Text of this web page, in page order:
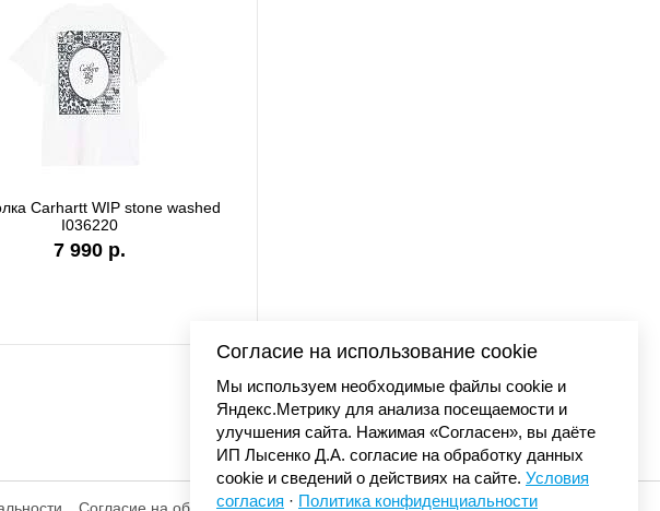
Carhartt WIP stone washed
I036220
7 990 р.
© «Элемент». 2013-2026 Все права защищены.
Согласие на использование cookie
Мы используем необходимые файлы cookie и
Яндекс.Метрику для анализа посещаемости и
улучшения сайта. Нажимая «Согласен», вы даёте
ИП Лысенко Д.А. согласие на обработку данных
cookie и сведений о действиях на сайте. Условия
согласия · Политика конфиденциальности